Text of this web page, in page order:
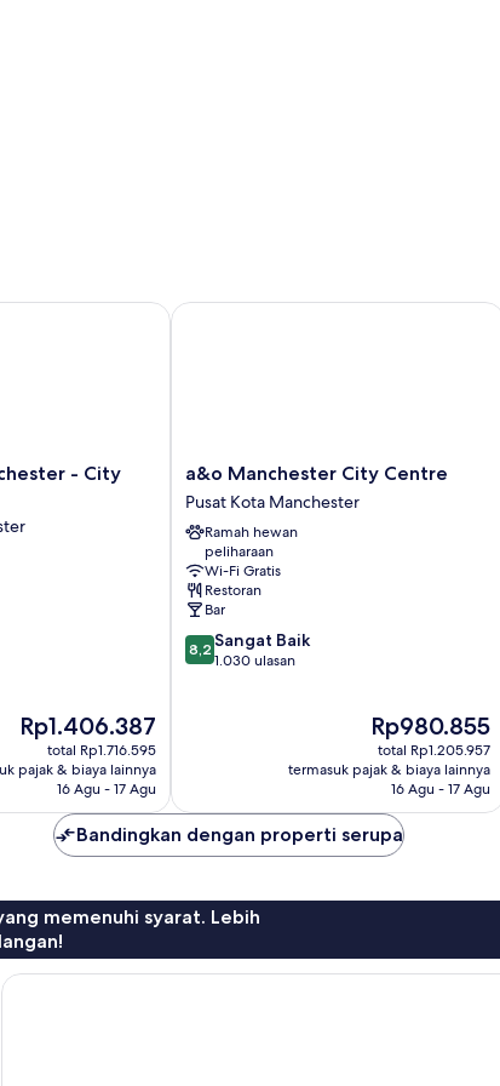
- City
Harga
sekarang
Rp1.406.387
Rp1.406.387
total Rp1.716.595
pajak & biaya lainnya
16 Agu - 17 Agu
- City Centre by IHG
a&o
Manchester
City
Centre
Pusat
Kota
Manchester
a&o Manchester City Centre
Pusat Kota Manchester
Ramah hewan
peliharaan
Wi-Fi Gratis
Restoran
Bar
8.2
dari
8,2 Sangat Baik
1.030 ulasan
Harga
sekarang
Rp980.855
Rp980.855
total Rp1.205.957
termasuk pajak & biaya lainnya
16 Agu - 17 Agu
a&o Manchester City Centre
Bandingkan dengan properti serupa
memenuhi syarat. Lebih